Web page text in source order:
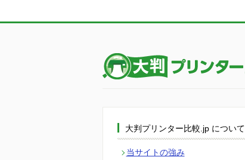
大判プリンター比較.jp について
当サイトの強み